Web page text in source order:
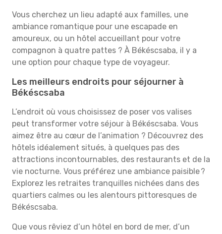
Vous cherchez un lieu adapté aux familles, une
ambiance romantique pour une escapade en
amoureux, ou un hôtel accueillant pour votre
compagnon à quatre pattes ? À Békéscsaba, il y a
une option pour chaque type de voyageur.
Les meilleurs endroits pour séjourner à
Békéscsaba
L’endroit où vous choisissez de poser vos valises
peut transformer votre séjour à Békéscsaba. Vous
aimez être au cœur de l’animation ? Découvrez des
hôtels idéalement situés, à quelques pas des
attractions incontournables, des restaurants et de la
vie nocturne. Vous préférez une ambiance paisible ?
Explorez les retraites tranquilles nichées dans des
quartiers calmes ou les alentours pittoresques de
Békéscsaba.
Que vous rêviez d’un hôtel en bord de mer, d’un